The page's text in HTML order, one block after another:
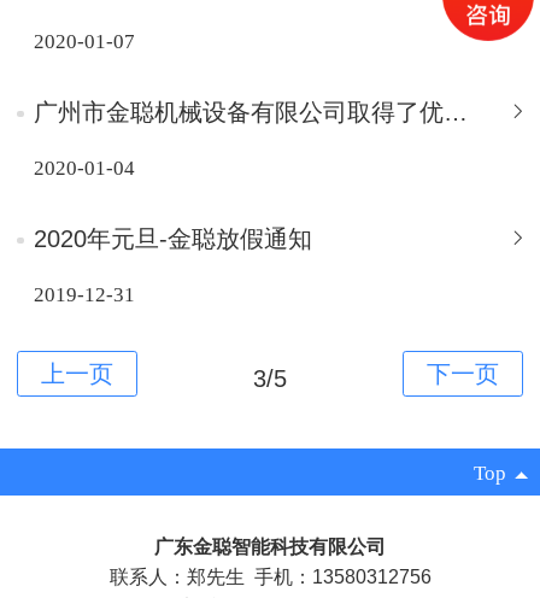
2020-01-07
广州市金聪机械设备有限公司取得了优异成果
2020-01-04
2020年元旦-金聪放假通知
2019-12-31
3/5
Top
广东金聪智能科技有限公司
联系人：郑先生 手机：13580312756